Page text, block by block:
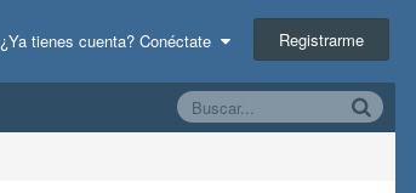
¿Ya tienes cuenta? Conéctate Registrarme